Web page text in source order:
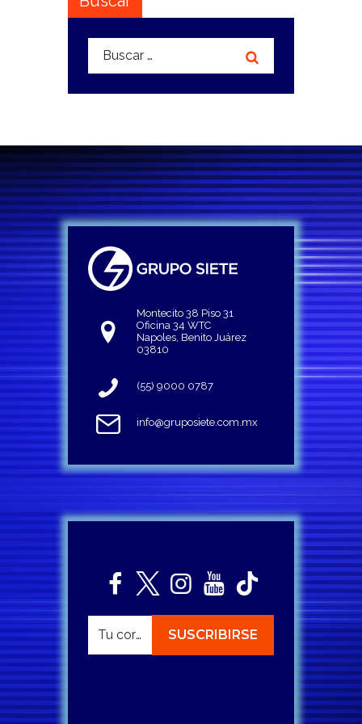
Buscar:
Montecito 38 Piso 31
Oficina 34 WTC
Napoles, Benito Juárez
03810
(55) 9000 0787
info@gruposiete.com.mx